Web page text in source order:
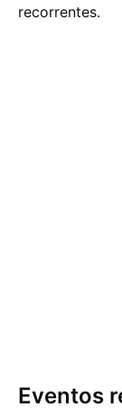
recorrentes.
Eventos